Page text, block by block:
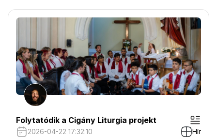
Folytatódik a Cigány Liturgia projekt
2026-04-22 17:32:10 Hír